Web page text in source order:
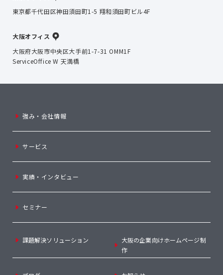
東京都千代田区神田須田町1-5 翔和須田町ビル4F
大阪オフィス
大阪府大阪市中央区大手前1-7-31 OMM1F
ServiceOffice W 天満橋
強み・会社情報
サービス
実績・インタビュー
セミナー
課題解決ソリューション
大阪の企業向けホームページ制
作